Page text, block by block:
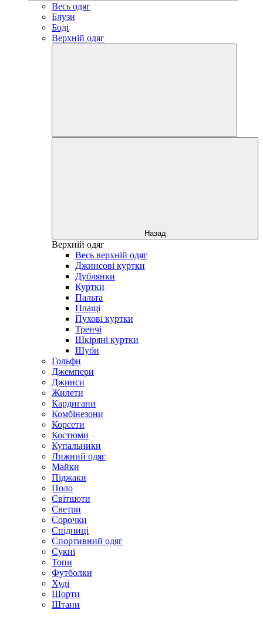
Весь одяг
Блузи
Боді
Верхній одяг
Назад
Верхній одяг
Весь верхній одяг
Джинсові куртки
Дублянки
Куртки
Пальта
Плащі
Пухові куртки
Тренчі
Шкіряні куртки
Шуби
Гольфи
Джемпери
Джинси
Жилети
Кардигани
Комбінезони
Корсети
Костюми
Купальники
Лижний одяг
Майки
Піджаки
Поло
Світшоти
Светри
Сорочки
Спідниці
Спортивний одяг
Сукні
Топи
Футболки
Худі
Шорти
Штани